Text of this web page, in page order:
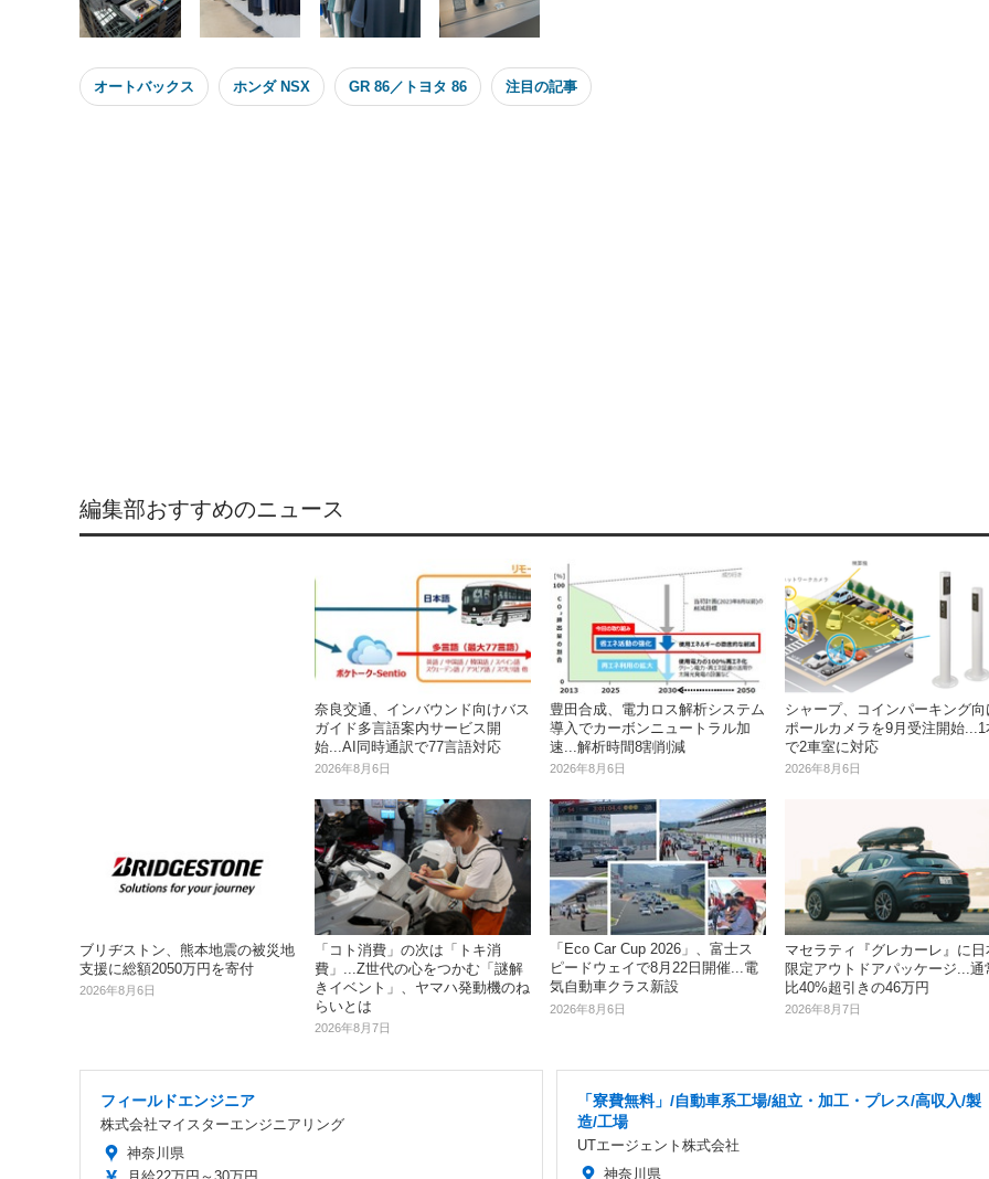
オートバックス ホンダ NSX GR 86／トヨタ 86 注目の記事
編集部おすすめのニュース
奈良交通、インバウンド向けバス
ガイド多言語案内サービス開
始...AI同時通訳で77言語対応
2026年8月6日
豊田合成、電力ロス解析システム
導入でカーボンニュートラル加
速...解析時間8割削減
2026年8月6日
シャープ、コインパーキング向
ポールカメラを9月受注開始...1
で2車室に対応
2026年8月6日
ブリヂストン、熊本地震の被災地
支援に総額2050万円を寄付
2026年8月6日
「コト消費」の次は「トキ消
費」...Z世代の心をつかむ「謎解
きイベント」、ヤマハ発動機のね
らいとは
2026年8月7日
「Eco Car Cup 2026」、富士ス
ピードウェイで8月22日開催...電
気自動車クラス新設
2026年8月6日
マセラティ『グレカーレ』に日
限定アウトドアパッケージ...通
比40%超引きの46万円
2026年8月7日
フィールドエンジニア
株式会社マイスターエンジニアリング
神奈川県
「寮費無料」/自動車系工場/組立・加工・プレス/高収入/製
造/工場
UTエージェント株式会社
神奈川県